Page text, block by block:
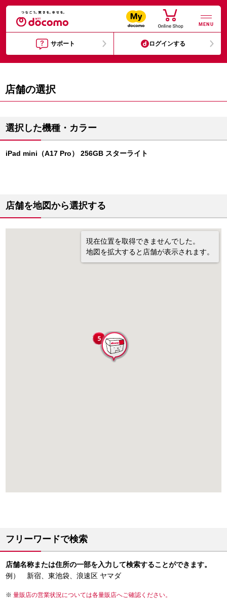
MENU
サポート ログインする
店舗の選択
選択した機種・カラー
iPad mini（A17 Pro） 256GB スターライト
店舗を地図から選択する
現在位置を取得できませんでした。
地図を拡大すると店舗が表示されます。
フリーワードで検索
店舗名称または住所の一部を入力して検索することができます。
例） 新宿、東池袋、浪速区 ヤマダ
量販店の営業状況については各量販店へご確認ください。